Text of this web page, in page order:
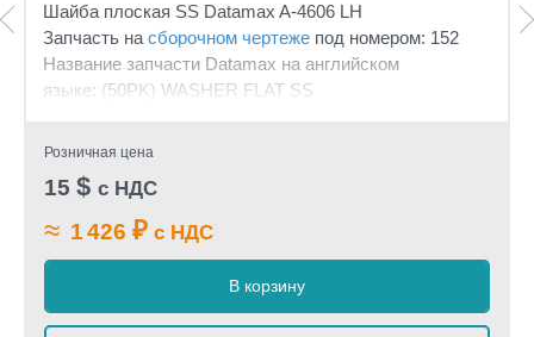
Шайба плоская SS Datamax A-4606 LH
Запчасть на сборочном чертеже под номером: 152
Название запчасти Datamax на английском
языке: (50PK) WASHER FLAT SS
Розничная цена
15 $ с НДС
≈ 1 426 ₽ с НДС
В корзину